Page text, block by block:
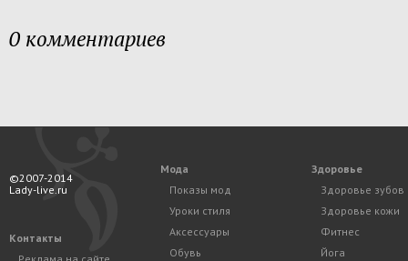
0 комментариев
©2007-2014
Lady-live.ru
Контакты
Мода
Показы мод
Уроки стиля
Аксессуары
Обувь
Здоровье
Здоровье зубов
Здоровье кожи
Фитнес
Йога